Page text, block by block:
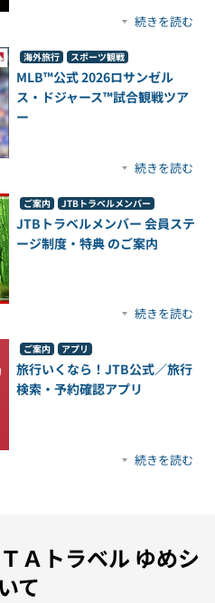
続きを読む
海外旅行 スポーツ観戦
MLB™公式 2026ロサンゼル
ス・ドジャース™試合観戦ツア
ー
続きを読む
ご案内 JTBトラベルメンバー
JTBトラベルメンバー 会員ステ
ージ制度・特典 のご案内
続きを読む
ご案内 アプリ
旅行いくなら！JTB公式／旅行
検索・予約確認アプリ
続きを読む
Ａトラベル ゆめシ
て